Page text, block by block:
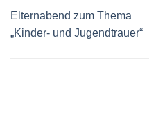
Elternabend zum Thema
„Kinder- und Jugendtrauer“